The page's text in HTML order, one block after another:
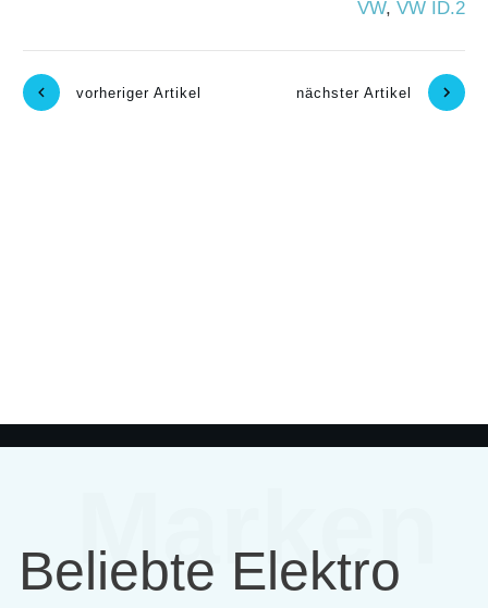
VW, VW ID.2
vorheriger Artikel nächster Artikel
Marken
Beliebte Elektro